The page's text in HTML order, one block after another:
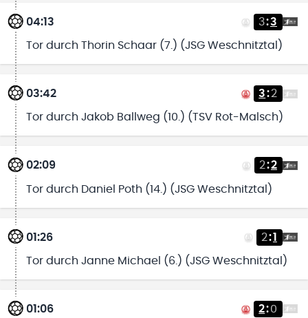
04:13 3:3
Tor durch Thorin Schaar (7.) (JSG Weschnitztal)
03:42 3:2
Tor durch Jakob Ballweg (10.) (TSV Rot-Malsch)
02:09 2:2
Tor durch Daniel Poth (14.) (JSG Weschnitztal)
01:26 2:1
Tor durch Janne Michael (6.) (JSG Weschnitztal)
01:06 2:0